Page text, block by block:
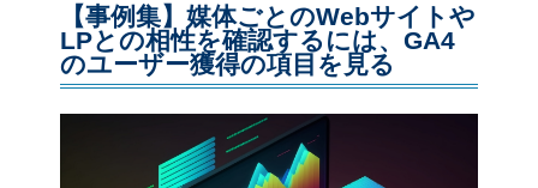
【事例集】媒体ごとのWebサイトや
LPとの相性を確認するには、GA4
のユーザー獲得の項目を見る